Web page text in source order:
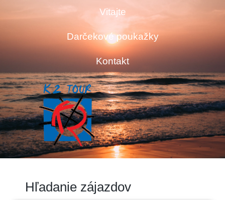
Vitajte
Darčekové poukažky
Kontakt
Hľadanie zájazdov